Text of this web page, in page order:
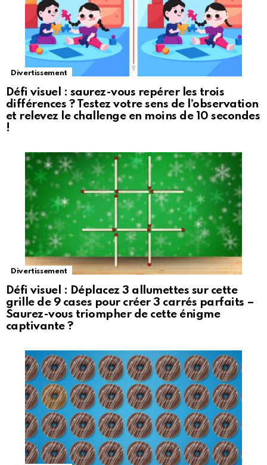
Divertissement
Défi visuel : saurez-vous repérer les trois
différences ? Testez votre sens de l’observation
et relevez le challenge en moins de 10 secondes
!
Divertissement
Défi visuel : Déplacez 3 allumettes sur cette
grille de 9 cases pour créer 3 carrés parfaits –
Saurez-vous triompher de cette énigme
captivante ?